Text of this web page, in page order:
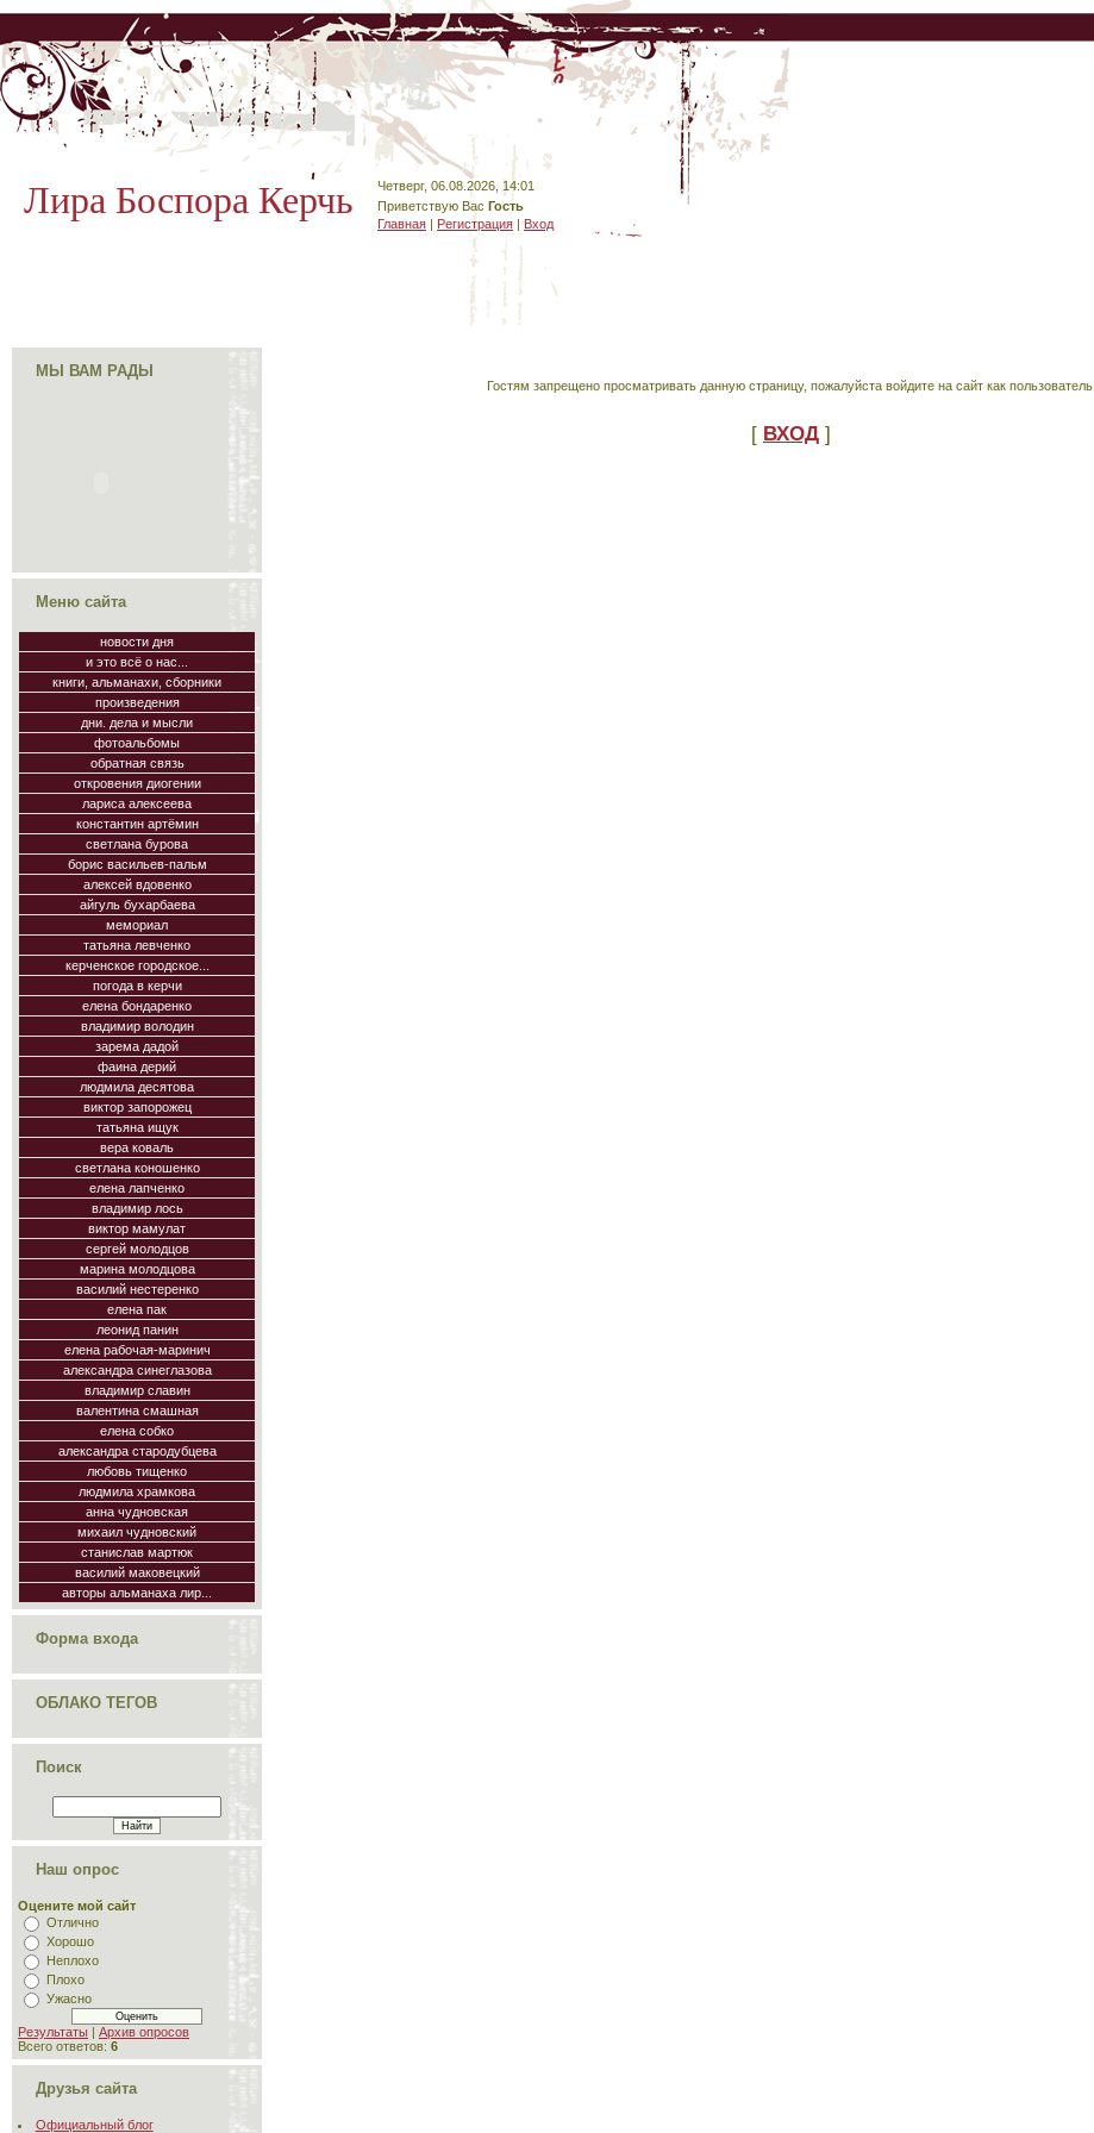
Лира Боспора Керчь
Четверг, 06.08.2026, 14:01
Приветствую Вас Гость
Главная | Регистрация |Вход
МЫ ВАМ РАДЫ
Меню сайта
новости дня
и это всё о нас...
книги, альманахи, сборники
произведения
дни. дела и мысли
фотоальбомы
обратная связь
откровения диогении
лариса алексеева
константин артёмин
светлана бурова
борис васильев-пальм
алексей вдовенко
айгуль бухарбаева
мемориал
татьяна левченко
керченское городское...
погода в керчи
елена бондаренко
владимир володин
зарема дадой
фаина дерий
людмила десятова
виктор запорожец
татьяна ищук
вера коваль
светлана коношенко
елена лапченко
владимир лось
виктор мамулат
сергей молодцов
марина молодцова
василий нестеренко
елена пак
леонид панин
елена рабочая-маринич
александра синеглазова
владимир славин
валентина смашная
елена собко
александра стародубцева
любовь тищенко
людмила храмкова
анна чудновская
михаил чудновский
станислав мартюк
василий маковецкий
авторы альманаха лир...
Форма входа
ОБЛАКО ТЕГОВ
Поиск
Наш опрос
Оцените мой сайт
Отлично
Хорошо
Неплохо
Плохо
Ужасно
Результаты | Архив опросов
Всего ответов: 6
Друзья сайта
Официальный блог
Гостям запрещено просматривать данную страницу, пожалуйста войдите на сайт как пользователь.
[ ВХОД ]